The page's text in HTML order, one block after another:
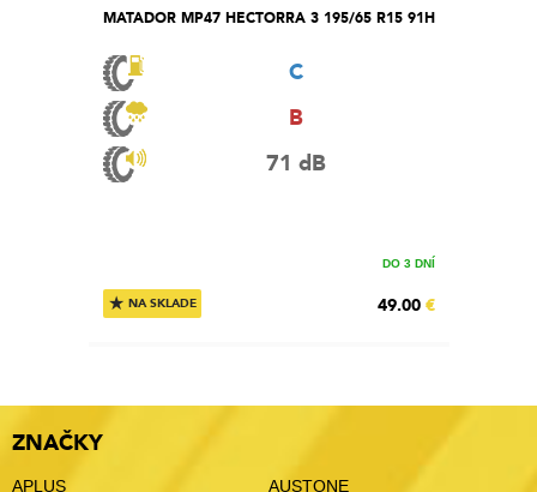
MATADOR MP47 HECTORRA 3 195/65 R15 91H
C
B
71 dB
★ NA SKLADE
DO 3 DNÍ
49.00 €
ZNAČKY
APLUS
AUSTONE